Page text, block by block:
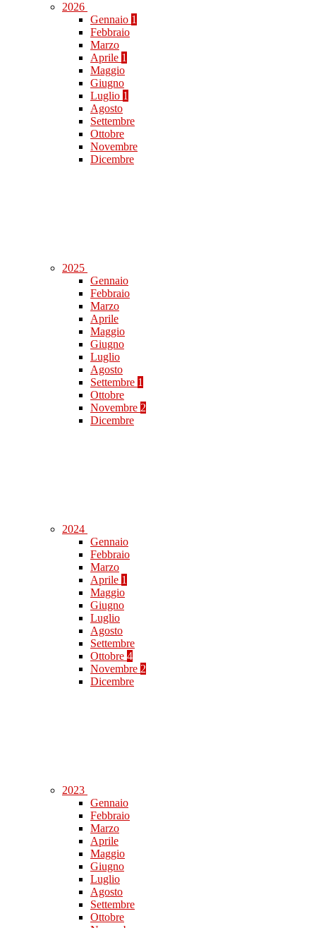
2026
Gennaio 1
Febbraio
Marzo
Aprile 1
Maggio
Giugno
Luglio 1
Agosto
Settembre
Ottobre
Novembre
Dicembre
2025
Gennaio
Febbraio
Marzo
Aprile
Maggio
Giugno
Luglio
Agosto
Settembre 1
Ottobre
Novembre 2
Dicembre
2024
Gennaio
Febbraio
Marzo
Aprile 1
Maggio
Giugno
Luglio
Agosto
Settembre
Ottobre 4
Novembre 2
Dicembre
2023
Gennaio
Febbraio
Marzo
Aprile
Maggio
Giugno
Luglio
Agosto
Settembre
Ottobre